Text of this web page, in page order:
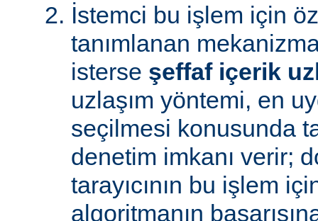
İstemci bu işlem için
tanımlanan
isterse şeffaf içerik
uzlaşım yöntemi, en
seçilmesi konusunda
denetim imkanı verir;
tarayıcının bu işlem
algoritmanın